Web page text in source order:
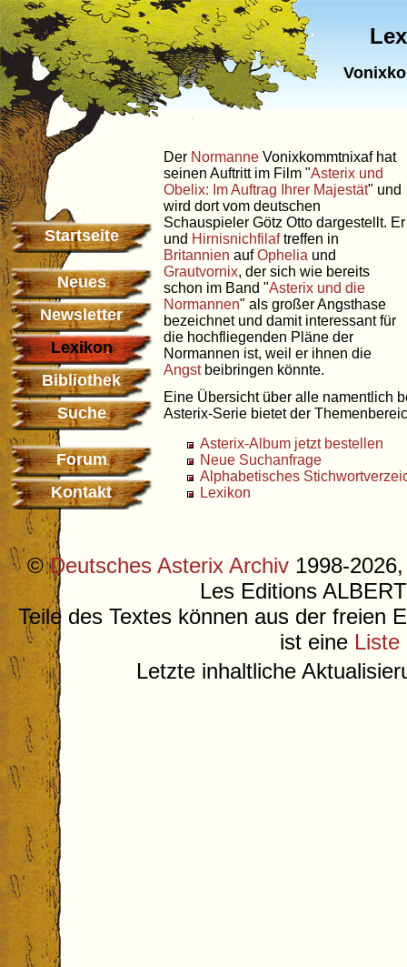
Startseite
Neues
Newsletter
Lexikon
Bibliothek
Suche
Forum
Kontakt
Der Normanne Vonixkommtnixaf hat
seinen Auftritt im Film "Asterix und
Obelix: Im Auftrag Ihrer Majestät" und
wird dort vom deutschen
Schauspieler Götz Otto dargestellt. Er
und Hirnisnichfilaftreffen in
Britannien aufOphelia und
Grautvornix, der sich wie bereits
schon im Band "Asterix und die
Normannen" als großer Angsthase
bezeichnet und damit interessant für
die hochfliegenden Pläne der
Normannen ist, weil er ihnen die
Angstbeibringen könnte.
Eine Übersicht über alle namentlich
Asterix-Serie bietet der
Asterix-Album jetzt bestellen
Neue Suchanfrage
Alphabetisches
Lexikon
©Deutsches Asterix Archiv 1998-
Les Editions
Teile des Textes können aus der freien
ist eine Liste
Letzte inhaltliche